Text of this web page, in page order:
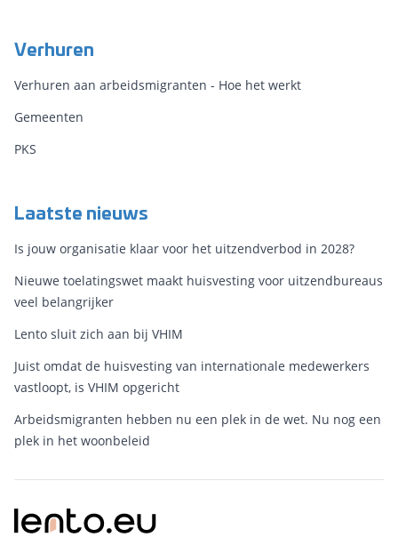
Verhuren
Verhuren aan arbeidsmigranten - Hoe het werkt
Gemeenten
PKS
Laatste nieuws
Is jouw organisatie klaar voor het uitzendverbod in 2028?
Nieuwe toelatingswet maakt huisvesting voor uitzendbureaus
veel belangrijker
Lento sluit zich aan bij VHIM
Juist omdat de huisvesting van internationale medewerkers
vastloopt, is VHIM opgericht
Arbeidsmigranten hebben nu een plek in de wet. Nu nog een
plek in het woonbeleid